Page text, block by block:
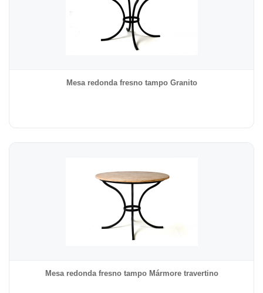
Mesa redonda fresno tampo Granito
Mesa redonda fresno tampo Mármore travertino